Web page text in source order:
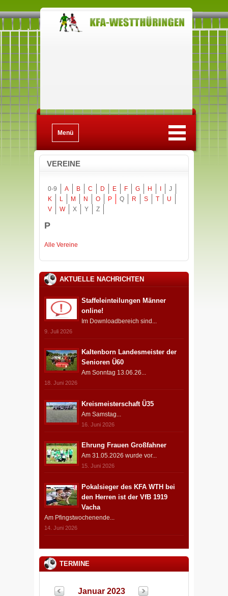
Menü
VEREINE
0-9 A B C D E F G H
J
K
L M N O P Q R S T
U
V
W X Y Z
P
Alle Vereine
AKTUELLE NACHRICHTEN
Staffeleinteilungen Männer
online!
Im Downloadbereich sind...
9. Juli 2026
Kaltenborn Landesmeister der
Senioren Ü60
Am Sonntag 13.06.26...
18. Juni 2026
Kreismeisterschaft Ü35
Am Samstag...
16. Juni 2026
Ehrung Frauen Großfahner
Am 31.05.2026 wurde vor...
15. Juni 2026
Pokalsieger des KFA WTH bei
den Herren ist der VfB 1919
Vacha
Am Pfingstwochenende...
14. Juni 2026
TERMINE
Januar 2023